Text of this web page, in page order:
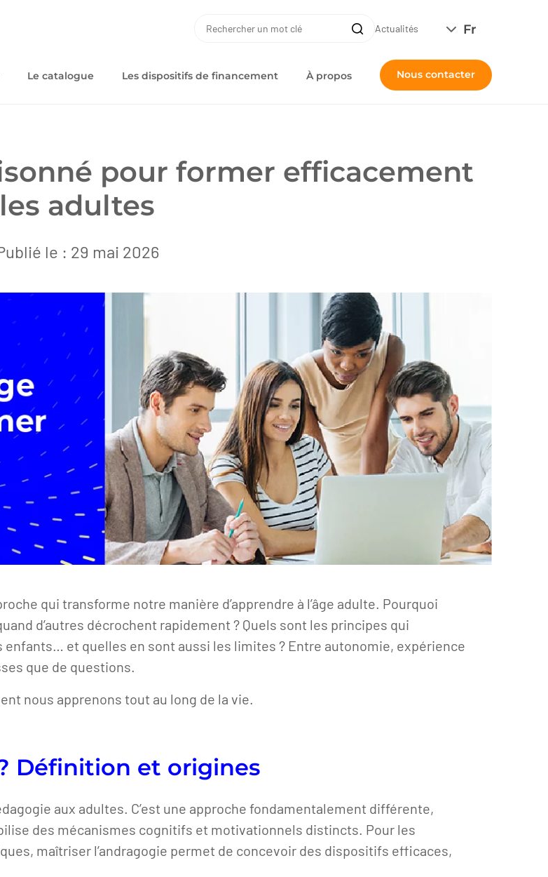
Fr
RECHERCHE Recherche
Actualités
Le catalogue Les dispositifs de financement À propos Nous contacter
pour former efficacement
les adultes
le : 29 mai 2026
qui transforme notre manière d’apprendre à l’âge adulte. Pourquoi
d’autres décrochent rapidement ? Quels sont les principes qui
et quelles en sont aussi les limites ? Entre autonomie, expérience
que de questions.
nous apprenons tout au long de la vie.
Définition et origines
aux adultes. C’est une approche fondamentalement différente,
des mécanismes cognitifs et motivationnels distincts. Pour les
maîtriser l’andragogie permet de concevoir des dispositifs efficaces,